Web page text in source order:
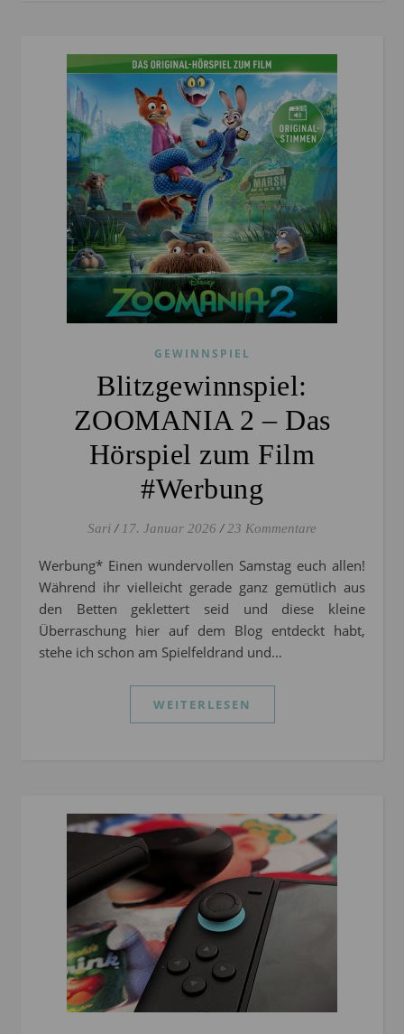
GEWINNSPIEL
Blitzgewinnspiel:
ZOOMANIA 2 – Das
Hörspiel zum Film
#Werbung
Sari / 17. Januar 2026 / 23 Kommentare
Werbung* Einen wundervollen Samstag euch allen!
Während ihr vielleicht gerade ganz gemütlich aus
den Betten geklettert seid und diese kleine
Überraschung hier auf dem Blog entdeckt habt,
stehe ich schon am Spielfeldrand und…
WEITERLESEN